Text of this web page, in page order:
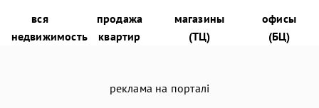
вся
недвижимость
продажа
квартир
магазины
(ТЦ)
офисы
(БЦ)
реклама на порталі